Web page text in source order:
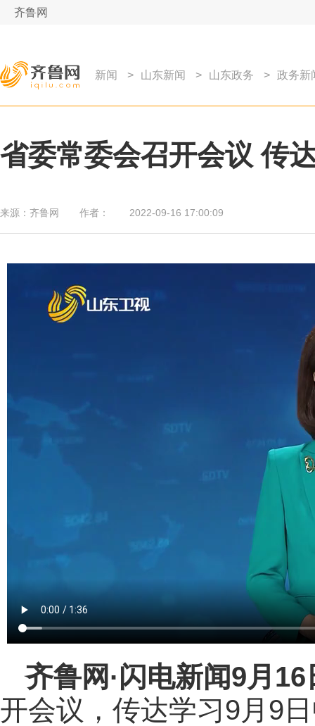
齐鲁网
新闻 > 山东新闻 > 山东政务 > 政务新
省委常委会召开会议 传
来源： 齐鲁网 作者： 2022-09-16 17:00:09
齐鲁网 ·闪电新闻9月16
开会议，传达学习9月9